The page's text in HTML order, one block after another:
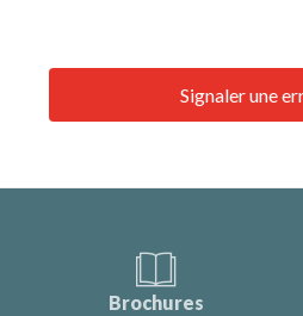
Signaler une
Brochures